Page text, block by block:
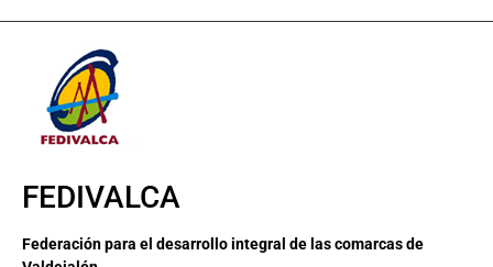
FEDIVALCA
Federación para el desarrollo integral de las comarcas de